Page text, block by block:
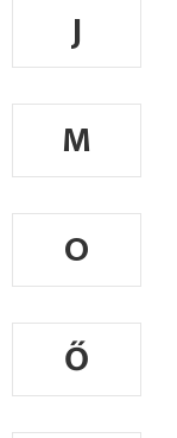
J
M
O
Ő